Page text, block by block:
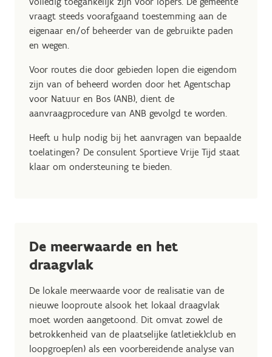
vraagt steeds voorafgaand toestemming aan de
eigenaar en/of beheerder van de gebruikte paden
en wegen.
Voor routes die door gebieden lopen die eigendom
zijn van of beheerd worden door het Agentschap
voor Natuur en Bos (ANB), dient de
aanvraagprocedure van ANB gevolgd te worden.
Heeft u hulp nodig bij het aanvragen van bepaalde
toelatingen? De consulent Sportieve Vrije Tijd staat
klaar om ondersteuning te bieden.
De meerwaarde en het
draagvlak
De lokale meerwaarde voor de realisatie van de
nieuwe looproute alsook het lokaal draagvlak
moet worden aangetoond. Dit omvat zowel de
betrokkenheid van de plaatselijke (atletiek)club en
loopgroep(en) als een voorbereidende analyse van